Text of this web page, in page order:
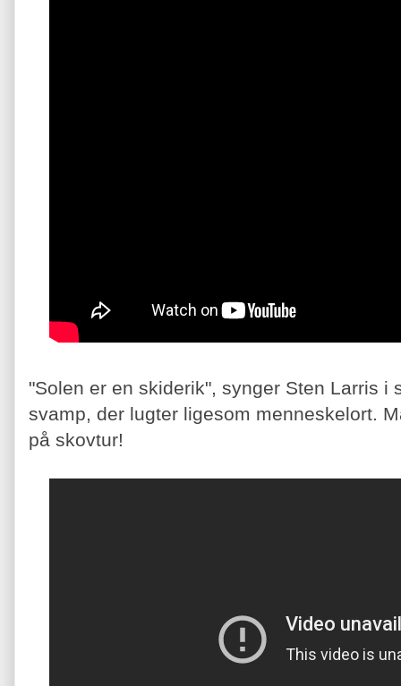
"Solen er en skiderik", synger Sten Larris i
svamp, der lugter ligesom menneskelort.
på skovtur!